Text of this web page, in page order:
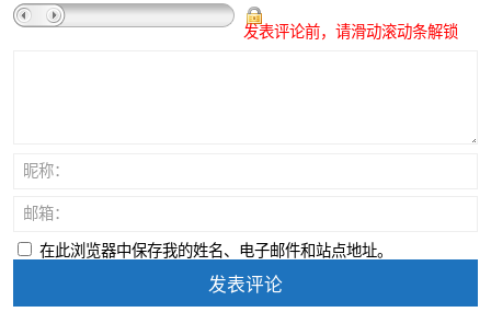
发表评论前，请滑动滚动条解锁
昵称：
邮箱：
在此浏览器中保存我的姓名、电子邮件和站点地址。